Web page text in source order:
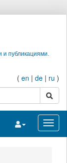
и публикациями.
( en | de | ru )
поиск
Переключить